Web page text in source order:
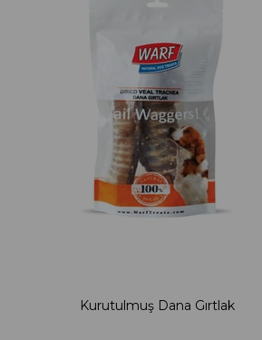
Kurutulmuş Dana Gırtlak